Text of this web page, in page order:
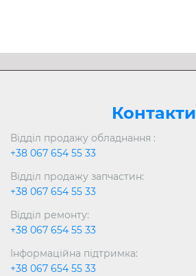
Контакти
Відділ продажу обладнання :
+38 067 654 55 33
Відділ продажу запчастин:
+38 067 654 55 33
Відділ ремонту:
+38 067 654 55 33
Інформаційна підтримка:
+38 067 654 55 33